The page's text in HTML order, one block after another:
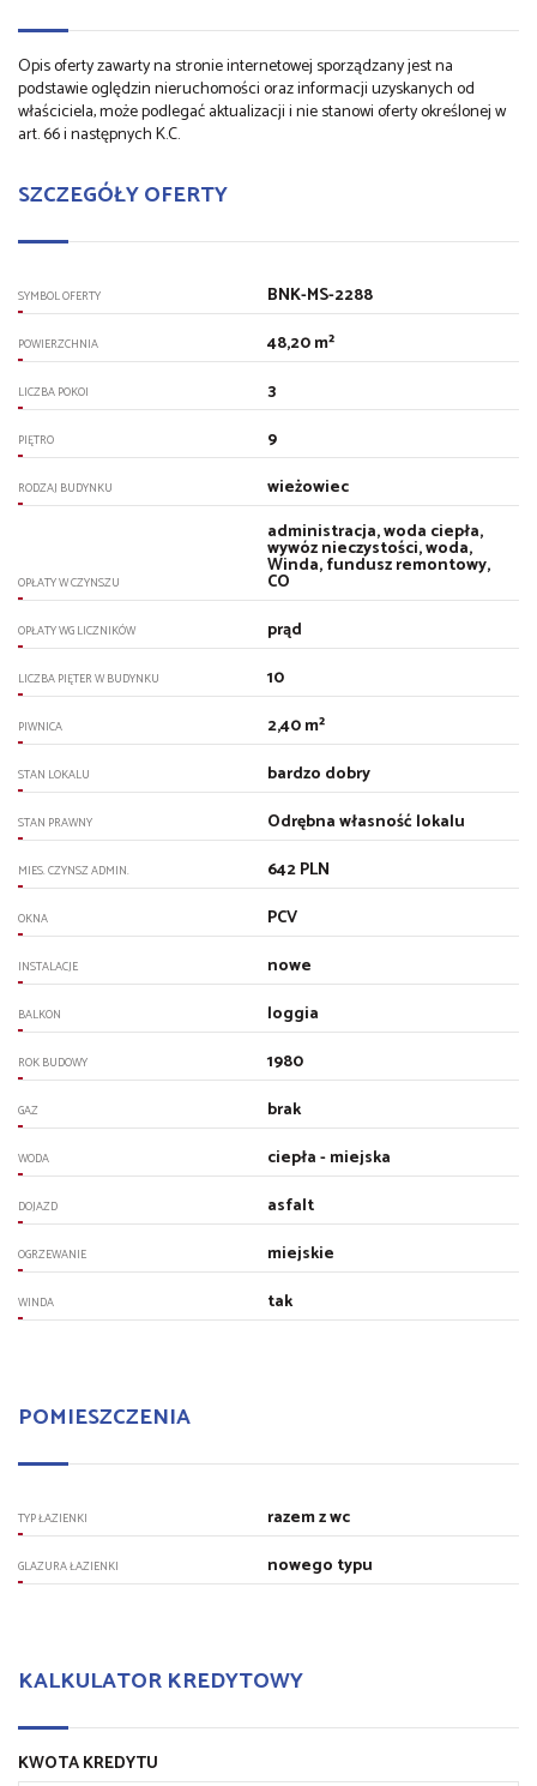
Opis oferty zawarty na stronie internetowej sporządzany jest na
podstawie oględzin nieruchomości oraz informacji uzyskanych od
właściciela, może podlegać aktualizacji i nie stanowi oferty określonej w
art. 66 i następnych K.C.
SZCZEGÓŁY OFERTY
SYMBOL OFERTY BNK-MS-2288
POWIERZCHNIA 48,20 m²
LICZBA POKOI 3
PIĘTRO 9
RODZAJ BUDYNKU wieżowiec
OPŁATY W CZYNSZU
administracja, woda ciepła,
wywóz nieczystości, woda,
Winda, fundusz remontowy,
CO
OPŁATY WG LICZNIKÓW prąd
LICZBA PIĘTER W BUDYNKU 10
PIWNICA 2,40 m²
STAN LOKALU bardzo dobry
STAN PRAWNY Odrębna własność lokalu
MIES. CZYNSZ ADMIN. 642 PLN
OKNA PCV
INSTALACJE nowe
BALKON loggia
ROK BUDOWY 1980
GAZ brak
WODA ciepła - miejska
DOJAZD asfalt
OGRZEWANIE miejskie
WINDA tak
POMIESZCZENIA
TYP ŁAZIENKI razem z wc
GLAZURA ŁAZIENKI nowego typu
KALKULATOR KREDYTOWY
KWOTA KREDYTU